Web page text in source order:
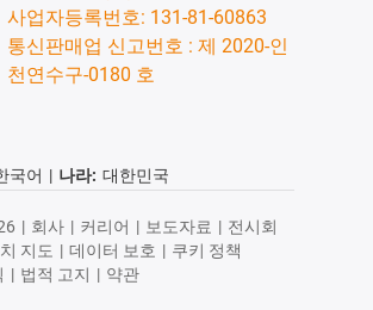
사업자등록번호: 131-81-60863
통신판매업 신고번호 : 제 2020-인
천연수구-0180 호
국어 | 나라: 대한민국
| 회사 | 커리어 | 보도자료 | 전시회
지도 | 데이터 보호 | 쿠키 정책
| 법적 고지 | 약관